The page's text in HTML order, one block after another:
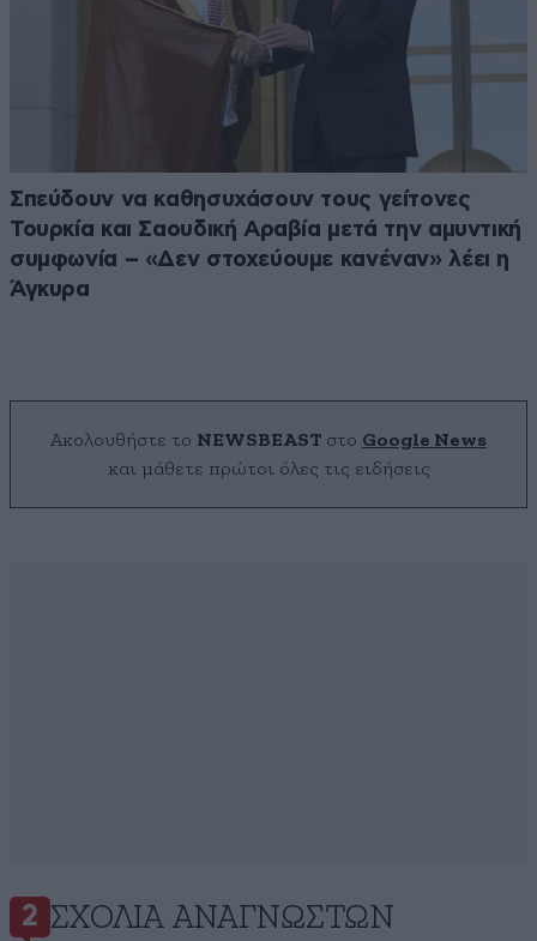
Σπεύδουν να καθησυχάσουν τους γείτονες
Τουρκία και Σαουδική Αραβία μετά την αμυντική
συμφωνία – «Δεν στοχεύουμε κανέναν» λέει η
Άγκυρα
Ακολουθήστε το NEWSBEAST στο Google News
και μάθετε πρώτοι όλες τις ειδήσεις
2 ΣΧΌΛΙΑ ΑΝΑΓΝΩΣΤΏΝ